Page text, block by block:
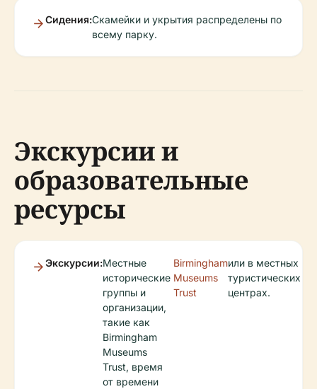
Сидения:Скамейки и укрытия распределены по
всему парку.
Экскурсии и
образовательные
ресурсы
Экскурсии:Местные
исторические
группы и
организации,
такие как
Birmingham
Museums
Trust, время
от времени
Birmingham
Museums
Trust
или в местных
туристических
центрах.